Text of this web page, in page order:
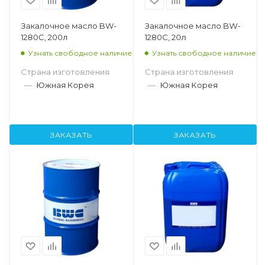
Закалочное масло BW-
1280C, 200л
Узнать свободное наличие
Страна изготовления
— Южная Корея
ЗАКАЗАТЬ
Закалочное масло BW-
1280C, 20л
Узнать свободное наличие
Страна изготовления
— Южная Корея
ЗАКАЗАТЬ